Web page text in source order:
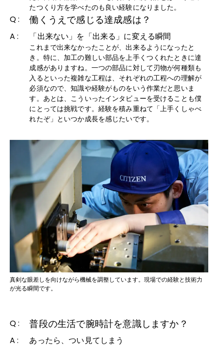
たつくり方を学べたのも良い経験になりました。
Q : 働くうえで感じる達成感は？
A : 「出来ない」を「出来る」に変える瞬間
これまで出来なかったことが、出来るようになったと
き。特に、加工の難しい部品を上手くつくれたときに達
成感がありますね。一つの部品に対して刃物が何種類も
入るといった複雑な工程は、それぞれの工程への理解が
必須なので、知識や経験がものをいう作業だと思いま
す。あとは、こういったインタビューを受けることも僕
にとっては挑戦です。経験を積み重ねて「上手くしゃべ
れたぞ」といつか成長を感じたいです。
真剣な眼差しを向けながら機械を調整しています。現場での経験と技術力
が光る瞬間です。
Q : 普段の生活で腕時計を意識しますか？
A : あったら、つい見てしまう